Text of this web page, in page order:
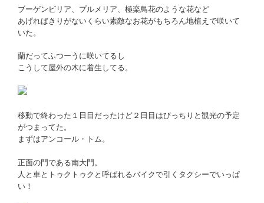
ブーゲンビリア、プルメリア、極楽鳥花のような花など
あげればきりがないくらい素敵なお花がもちろん地植えで咲いて
いた。
蘭だってふつーうに咲いてるし
こうして屋外の木に着生してる。
移動で終わった１日目だったけど２日目はびっちりと観光の予定
がつまってた。
まずはアンコール・トム。
正面の門である南大門。
人と車とトゥクトゥクと呼ばれるバイクで引くタクシーでいっぱ
い！